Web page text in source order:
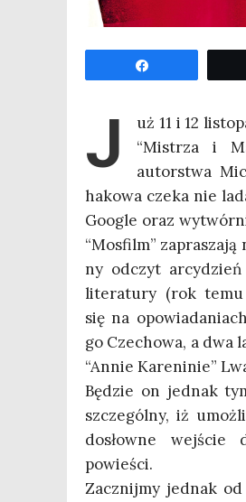
J
uż 11 i 12
“Mistrza i
autor­stwa
ha­ko­wa cze­ka nie
Google oraz
“Mos­film”
ny odczyt
lite­ra­tu­ry (rok temu
się na
go Cze­cho­wa, a dwa
“Annie Kare­ni­nie”
Będzie on jed­nak
szcze­gól­ny, iż
dosłow­ne wej­ście
powieści.
Zacznij­my jed­nak